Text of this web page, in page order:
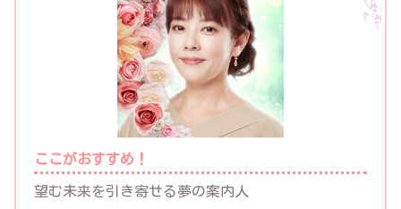
ここがおすすめ！
望む未来を引き寄せる夢の案内人